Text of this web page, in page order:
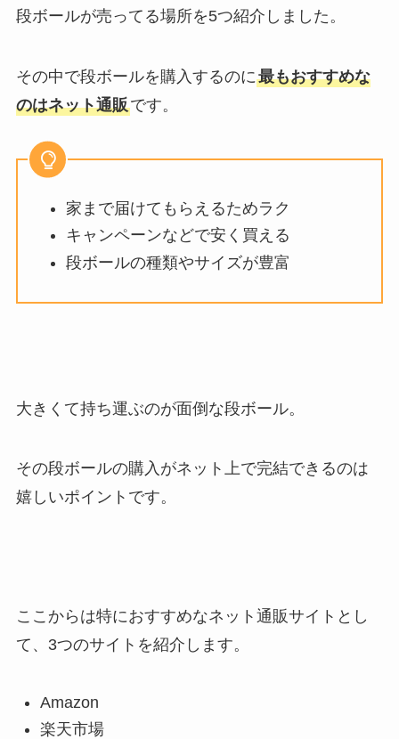
段ボールが売ってる場所を5つ紹介しました。
その中で段ボールを購入するのに最もおすすめな
のはネット通販です。
家まで届けてもらえるためラク
キャンペーンなどで安く買える
段ボールの種類やサイズが豊富
大きくて持ち運ぶのが面倒な段ボール。
その段ボールの購入がネット上で完結できるのは
嬉しいポイントです。
ここからは特におすすめなネット通販サイトとし
て、3つのサイトを紹介します。
Amazon
楽天市場